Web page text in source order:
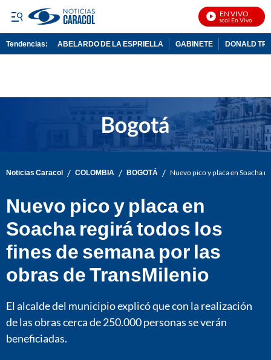
EN VIVO
Noticias Caracol En Vivo
Tendencias: ABELARDO DE LA ESPRIELLA GABINETE DONALD
Noticias Caracol / COLOMBIA / BOGOTÁ / Nuevo pico y placa en Soacha
Nuevo pico y placa en
Soacha regirá todos los
fines de semana por las
obras de TransMilenio
El alcalde del municipio explicó que con la realización
de las obras cerca de 250.000 personas se verán
beneficiadas.